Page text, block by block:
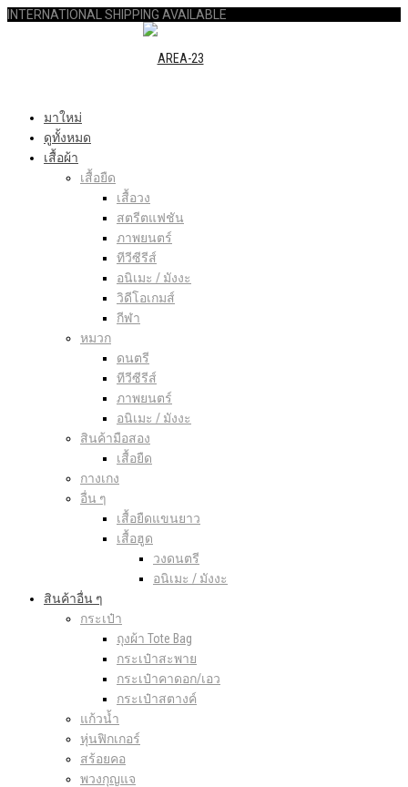
INTERNATIONAL SHIPPING AVAILABLE
มาใหม่
ดูทั้งหมด
เสื้อผ้า
เสื้อยืด
เสื้อวง
สตรีตแฟชัน
ภาพยนตร์
ทีวีซีรีส์
อนิเมะ / มังงะ
วิดีโอเกมส์
กีฬา
หมวก
ดนตรี
ทีวีซีรีส์
ภาพยนตร์
อนิเมะ / มังงะ
สินค้ามือสอง
เสื้อยืด
กางเกง
อื่น ๆ
เสื้อยืดแขนยาว
เสื้อฮูด
วงดนตรี
อนิเมะ / มังงะ
สินค้าอื่น ๆ
กระเป๋า
ถุงผ้า Tote Bag
กระเป๋าสะพาย
กระเป๋าคาดอก/เอว
กระเป๋าสตางค์
แก้วน้ำ
หุ่นฟิกเกอร์
สร้อยคอ
พวงกุญแจ